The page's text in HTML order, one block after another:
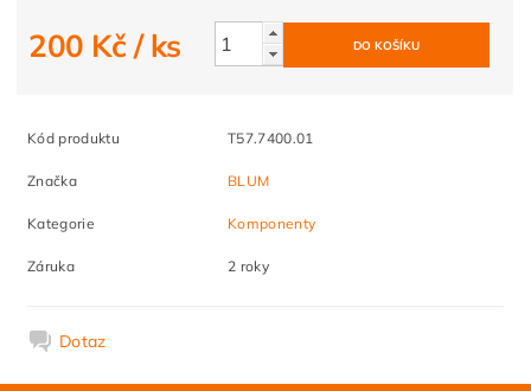
200 Kč/ ks
Kód produktu T57.7400.01
Značka BLUM
Kategorie Komponenty
Záruka 2 roky
Dotaz